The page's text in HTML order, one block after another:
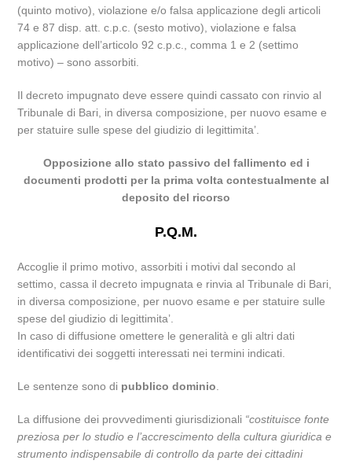
(quinto motivo), violazione e/o falsa applicazione degli articoli
74 e 87 disp. att. c.p.c. (sesto motivo), violazione e falsa
applicazione dell’articolo 92 c.p.c., comma 1 e 2 (settimo
motivo) – sono assorbiti.
Il decreto impugnato deve essere quindi cassato con rinvio al
Tribunale di Bari, in diversa composizione, per nuovo esame e
per statuire sulle spese del giudizio di legittimita’.
Opposizione allo stato passivo del fallimento ed i
documenti prodotti per la prima volta contestualmente al
deposito del ricorso
P.Q.M.
Accoglie il primo motivo, assorbiti i motivi dal secondo al
settimo, cassa il decreto impugnata e rinvia al Tribunale di Bari,
in diversa composizione, per nuovo esame e per statuire sulle
spese del giudizio di legittimita’.
In caso di diffusione omettere le generalità e gli altri dati
identificativi dei soggetti interessati nei termini indicati.
Le sentenze sono di pubblico dominio
La diffusione dei provvedimenti giurisdizionali “costituisce fonte
preziosa per lo studio e l’accrescimento della cultura giuridica e
strumento indispensabile di controllo da parte dei cittadini